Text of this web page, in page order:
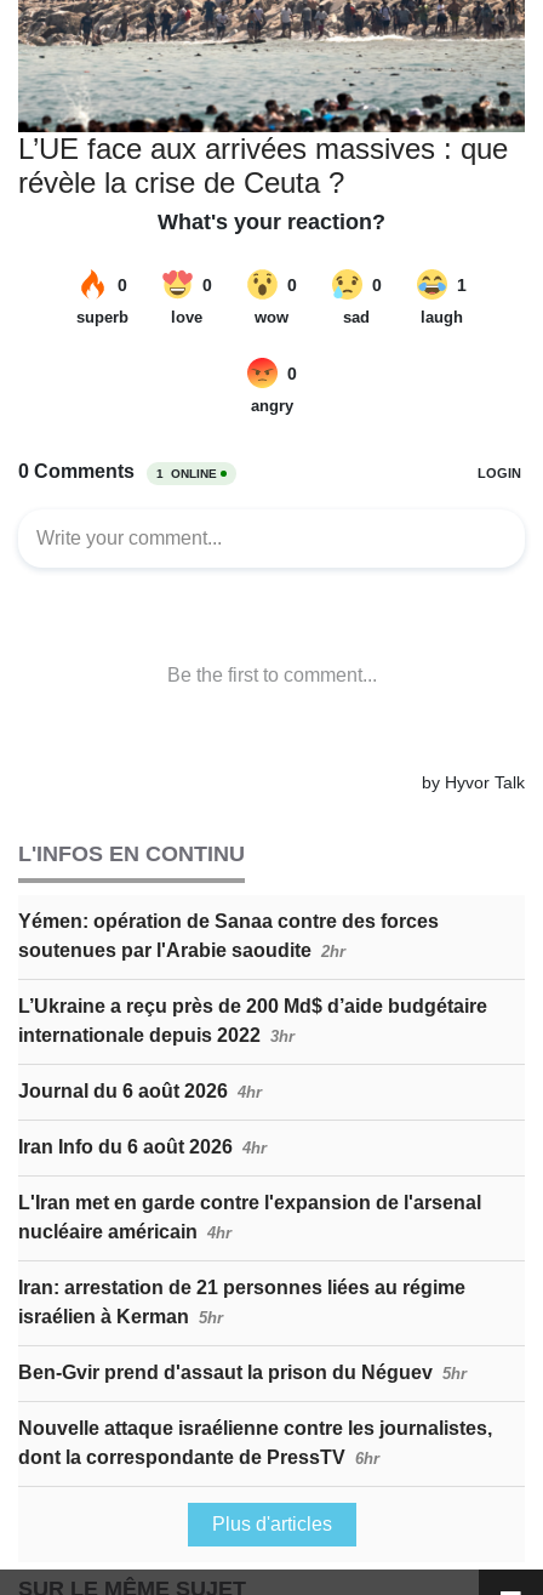
L’UE face aux arrivées massives : que
révèle la crise de Ceuta ?
L'INFOS EN CONTINU
Yémen: opération de Sanaa contre des forces
soutenues par l'Arabie saoudite 2hr
L’Ukraine a reçu près de 200 Md$ d’aide budgétaire
internationale depuis 2022 3hr
Journal du 6 août 2026 4hr
Iran Info du 6 août 2026 4hr
L'Iran met en garde contre l'expansion de l'arsenal
nucléaire américain 4hr
Iran: arrestation de 21 personnes liées au régime
israélien à Kerman 5hr
Ben-Gvir prend d'assaut la prison du Néguev 5hr
Nouvelle attaque israélienne contre les journalistes,
dont la correspondante de PressTV 6hr
Plus d'articles
SUR LE MÊME SUJET